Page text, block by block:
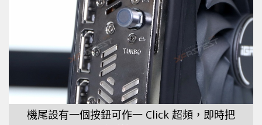
機尾設有一個按鈕可作一 Click 超頻，即時把